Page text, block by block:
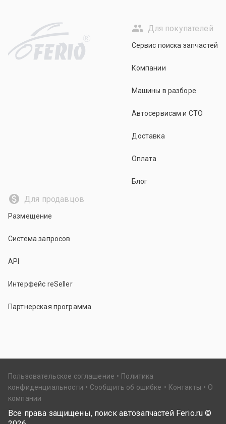
R
Для покупателей
Сервис поиска запчастей
Компании
Машины в разборе
Автосервисам и СТО
Доставка
Оплата
Блог
Для продавцов
Размещение
Система запросов
API
Интерфейс reSeller
Партнерская программа
Пользовательское соглашение
Политика
конфиденциальности
Сообщить об ошибке Контакты
О
компании
Все права защищены, поиск автозапчастей Ferio.ru ©